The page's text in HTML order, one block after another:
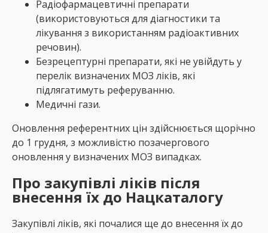
Радіофармацевтичні препарати
(використовуються для діагностики та
лікування з використанням радіоактивних
речовин).
Безрецептурні препарати, які не увійдуть у
перелік визначених МОЗ ліків, які
підлягатимуть реферуванню.
Медичні гази.
Оновлення референтних цін здійснюється щорічно
до 1 грудня, з можливістю позачергового
оновлення у визначених МОЗ випадках.
Про закупівлі ліків після
внесення їх до Нацкаталогу
Закупівлі ліків, які почалися ще до внесення їх до